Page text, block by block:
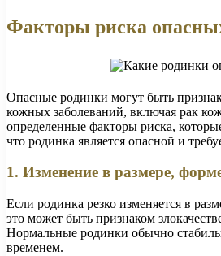
Факторы риска
Опасные родинки могут быть
кожных заболеваний, включая рак
определенные факторы риска,
что родинка является опасной и
1. Изменение в размере,
Если родинка резко изменяется в
это может быть признаком
Нормальные родинки обычно
временем.